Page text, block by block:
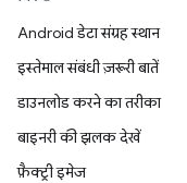
Android डेटा संग्रह स्थान
इस्तेमाल संबंधी ज़रूरी बातें
डाउनलोड करने का तरीका
बाइनरी की झलक देखें
फ़ैक्ट्री इमेज